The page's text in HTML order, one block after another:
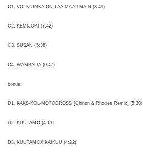
C1. VOI KUINKA ON TÄÄ MAAILMAIN (3:49)
C2. KEMIJOKI (7:42)
C3. SUSAN (5:36)
C4. WAMBADA (0:47)
bonus:
D1. KAKS-KOL-MOTOCROSS [Chinon & Rhodes Remix] (5:30)
D2. KUUTAMO (4:13)
D3. KUUTAMOX KAIKUU (4:22)